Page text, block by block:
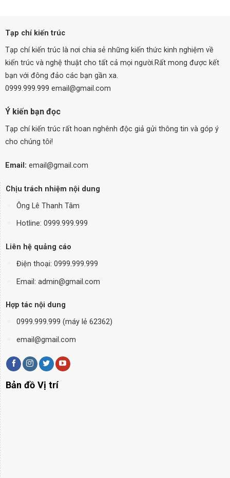
Tạp chí kiến trúc
Tạp chí kiến trúc là nơi chia sẻ những kiến thức kinh nghiệm về
kiến trúc và nghệ thuật cho tất cả mọi người.Rất mong được kết
bạn với đông đảo các bạn gần xa.
0999.999.999 email@gmail.com
Ý kiến bạn đọc
Tạp chí kiến trúc rất hoan nghênh độc giả gửi thông tin và góp ý
cho chúng tôi!
Email: email@gmail.com
Chịu trách nhiệm nội dung
Ông Lê Thanh Tâm
Hotline: 0999.999.999
Liên hệ quảng cáo
Điện thoại: 0999.999.999
Email: admin@gmail.com
Hợp tác nội dung
0999.999.999 (máy lẻ 62362)
email@gmail.com
Bản đồ Vị trí